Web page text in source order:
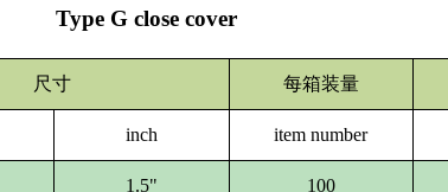
Type G close cover
尺寸 每箱装量
inch item number
1.5" 100